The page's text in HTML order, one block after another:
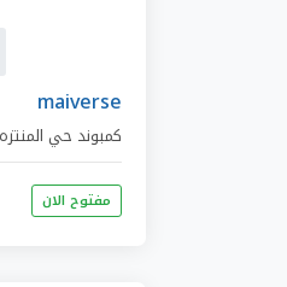
maiverse
كمبوند حي المنتزه
مفتوح الان